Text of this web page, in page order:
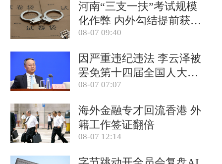
河南“三支一扶”考试规模
化作弊 内外勾结提前获取
试卷
08-07 09:40
因严重违纪违法 李云泽被
罢免第十四届全国人大代
表职务
08-07 07:07
海外金融专才回流香港 外
籍工作签证翻倍
08-07 12:14